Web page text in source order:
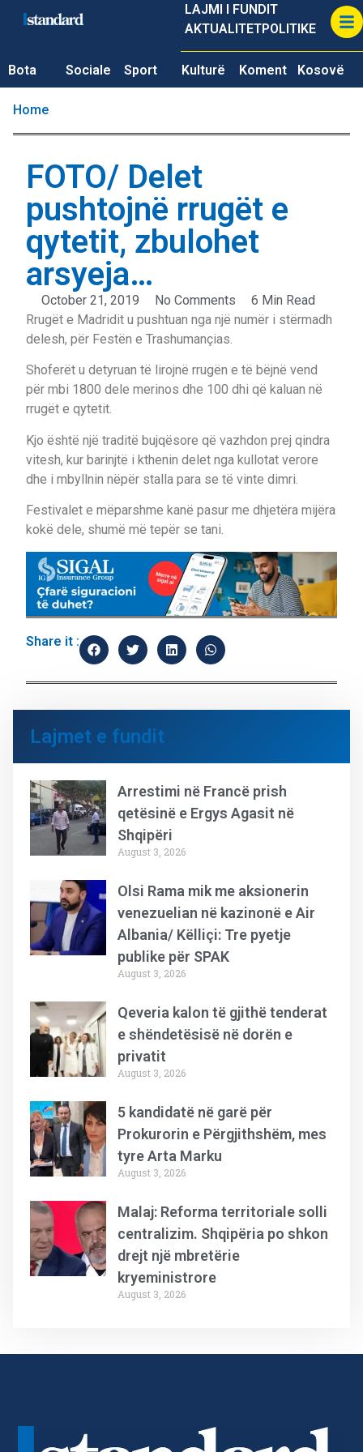
LAJMI I FUNDIT
AKTUALITETPOLITIKE
Bota Sociale Sport Kulturë Koment Kosovë
Home
FOTO/ Delet
pushtojnë rrugët e
qytetit, zbulohet
arsyeja…
October 21, 2019 No Comments
6 Min Read
Rrugët e Madridit u pushtuan nga një numër i stërmadh
delesh, për Festën e Trashumançias.
Shoferët u detyruan të lirojnë rrugën e të bëjnë vend
për mbi 1800 dele merinos dhe 100 dhi që kaluan në
rrugët e qytetit.
Kjo është një traditë bujqësore që vazhdon prej qindra
vitesh, kur barinjtë i kthenin delet nga kullotat verore
dhe i mbyllnin nëpër stalla para se të vinte dimri.
Festivalet e mëparshme kanë pasur me dhjetëra mijëra
kokë dele, shumë më tepër se tani.
Share it :
Lajmet e fundit
Arrestimi në Francë prish
qetësinë e Ergys Agasit në
Shqipëri
August 3, 2026
Olsi Rama mik me aksionerin
venezuelian në kazinonë e Air
Albania/ Këlliçi: Tre pyetje
publike për SPAK
August 3, 2026
Qeveria kalon të gjithë tenderat
e shëndetësisë në dorën e
privatit
August 3, 2026
5 kandidatë në garë për
Prokurorin e Përgjithshëm, mes
tyre Arta Marku
August 3, 2026
Malaj: Reforma territoriale solli
centralizim. Shqipëria po shkon
drejt një mbretërie
kryeministrore
August 3, 2026